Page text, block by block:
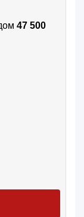
47 500